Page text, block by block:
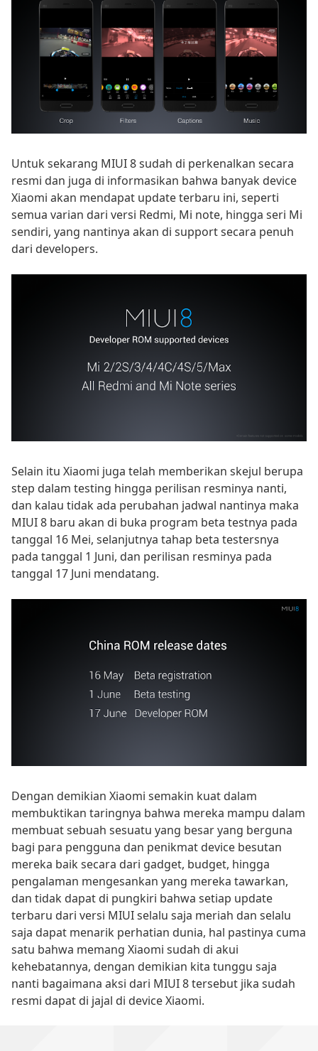
Untuk sekarang MIUI 8 sudah di perkenalkan secara
resmi dan juga di informasikan bahwa banyak device
Xiaomi akan mendapat update terbaru ini, seperti
semua varian dari versi Redmi, Mi note, hingga seri Mi
sendiri, yang nantinya akan di support secara penuh
dari developers.
Selain itu Xiaomi juga telah memberikan skejul berupa
step dalam testing hingga perilisan resminya nanti,
dan kalau tidak ada perubahan jadwal nantinya maka
MIUI 8 baru akan di buka program beta testnya pada
tanggal 16 Mei, selanjutnya tahap beta testersnya
pada tanggal 1 Juni, dan perilisan resminya pada
tanggal 17 Juni mendatang.
Dengan demikian Xiaomi semakin kuat dalam
membuktikan taringnya bahwa mereka mampu dalam
membuat sebuah sesuatu yang besar yang berguna
bagi para pengguna dan penikmat device besutan
mereka baik secara dari gadget, budget, hingga
pengalaman mengesankan yang mereka tawarkan,
dan tidak dapat di pungkiri bahwa setiap update
terbaru dari versi MIUI selalu saja meriah dan selalu
saja dapat menarik perhatian dunia, hal pastinya cuma
satu bahwa memang Xiaomi sudah di akui
kehebatannya, dengan demikian kita tunggu saja
nanti bagaimana aksi dari MIUI 8 tersebut jika sudah
resmi dapat di jajal di device Xiaomi.